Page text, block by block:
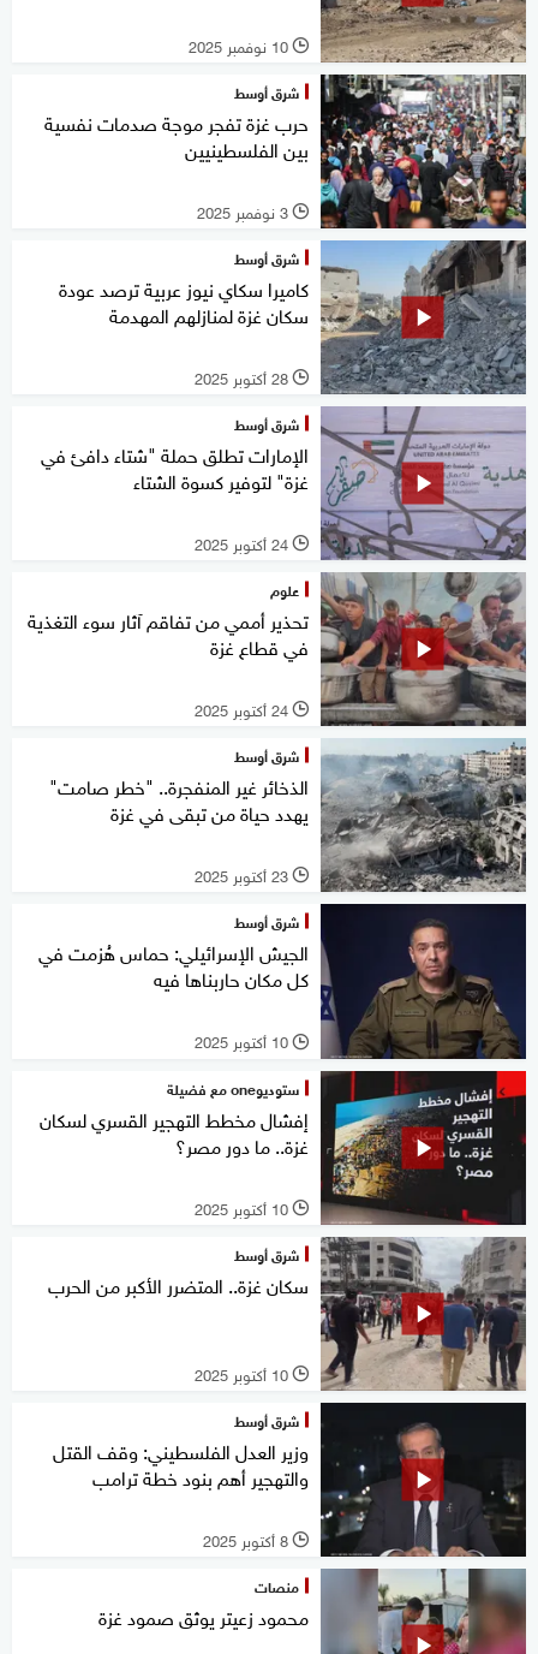
l 10 نوفمبر 2025
شرق أوسط
حرب غزة تفجر موجة صدمات نفسية
بين الفلسطينيين
l 3 نوفمبر 2025
شرق أوسط
كاميرا سكاي نيوز عربية ترصد عودة
سكان غزة لمنازلهم المهدمة
l 28 أكتوبر 2025
شرق أوسط
الإمارات تطلق حملة "شتاء دافئ في
غزة" لتوفير كسوة الشتاء
l 24 أكتوبر 2025
علوم
تحذير أممي من تفاقم آثار سوء التغذية
في قطاع غزة
l 24 أكتوبر 2025
شرق أوسط
الذخائر غير المنفجرة.. "خطر صامت"
يهدد حياة من تبقى في غزة
l 23 أكتوبر 2025
شرق أوسط
الجيش الإسرائيلي: حماس هُزمت في
كل مكان حاربناها فيه
l 10 أكتوبر 2025
ستوديوone مع فضيلة
إفشال مخطط التهجير القسري لسكان
غزة.. ما دور مصر؟
l 10 أكتوبر 2025
شرق أوسط
سكان غزة.. المتضرر الأكبر من الحرب
l 10 أكتوبر 2025
شرق أوسط
وزير العدل الفلسطيني: وقف القتل
والتهجير أهم بنود خطة ترامب
l 8 أكتوبر 2025
منصات
محمود زعيتر يوثق صمود غزة